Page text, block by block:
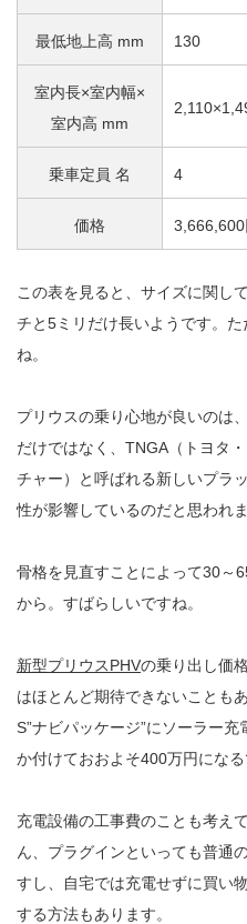
最低地上高 mm 130
室内長×室内幅×
室内高 mm
乗車定員 名 4
価格 3,666,600
この表を見ると、サイズに関し
チと5ミリだけ長いようです。
ね。
プリウスの乗り心地が良いのは
だけではなく、TNGA（トヨタ
チャー）と呼ばれる新しいプラ
性が影響しているのだと思われま
骨格を見直すことによって30～
から。すばらしいですね。
新型プリウスPHVの乗り出し価
はほとんど期待できないことも
S”ナビパッケージ”にソーラー
か付けておおよそ400万円になる
充電設備の工事費のことも考え
ん、プラグインといっても普通
すし、自宅では充電せずに買い
する方法もあります。